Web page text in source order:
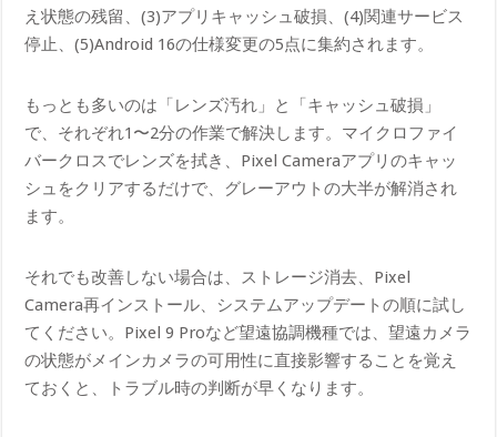
え状態の残留、(3)アプリキャッシュ破損、(4)関連サービス
停止、(5)Android 16の仕様変更の5点に集約されます。
もっとも多いのは「レンズ汚れ」と「キャッシュ破損」
で、それぞれ1〜2分の作業で解決します。マイクロファイ
バークロスでレンズを拭き、Pixel Cameraアプリのキャッ
シュをクリアするだけで、グレーアウトの大半が解消され
ます。
それでも改善しない場合は、ストレージ消去、Pixel
Camera再インストール、システムアップデートの順に試し
てください。Pixel 9 Proなど望遠協調機種では、望遠カメラ
の状態がメインカメラの可用性に直接影響することを覚え
ておくと、トラブル時の判断が早くなります。